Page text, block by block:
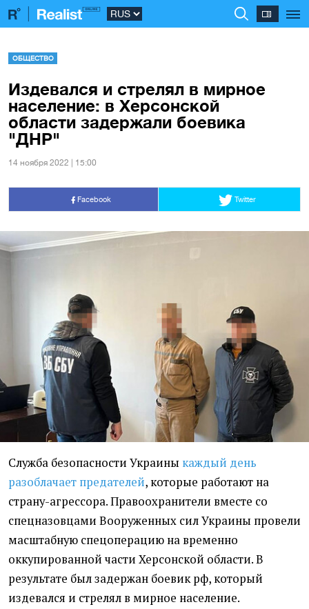
ОБЩЕСТВО
Издевался и стрелял в мирное
население: в Херсонской
области задержали боевика
"ДНР"
14 ноября 2022 | 15:00
Facebook Twitter
Служба безопасности Украины каждый день
разоблачает предателей, которые работают на
страну-агрессора. Правоохранители вместе со
спецназовцами Вооруженных сил Украины провели
масштабную спецоперацию на временно
оккупированной части Херсонской области. В
результате был задержан боевик рф, который
издевался и стрелял в мирное население.